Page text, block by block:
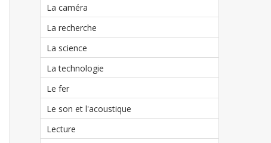
La caméra
La recherche
La science
La technologie
Le fer
Le son et l'acoustique
Lecture